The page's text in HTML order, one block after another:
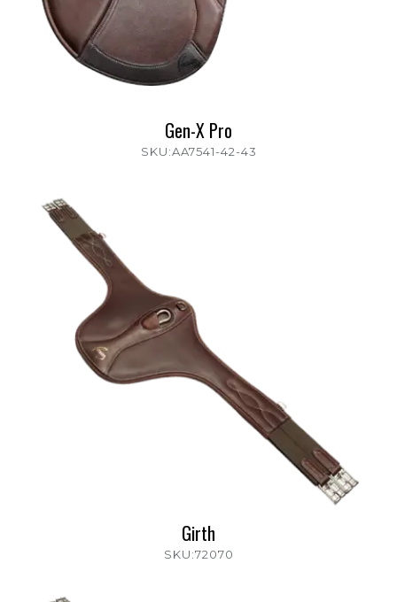
Gen-X Pro
SKU:AA7541-42-43
Girth
SKU:72070